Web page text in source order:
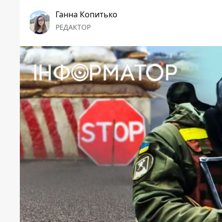
Ганна Копитько
РЕДАКТОР